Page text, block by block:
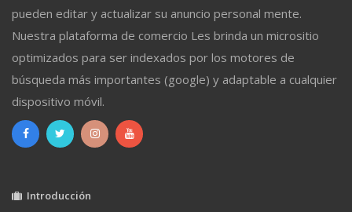
pueden editar y actualizar su anuncio personal mente.
Nuestra plataforma de comercio Les brinda un micrositio
optimizados para ser indexados por los motores de
búsqueda más importantes (google) y adaptable a cualquier
dispositivo móvil.
Introducción